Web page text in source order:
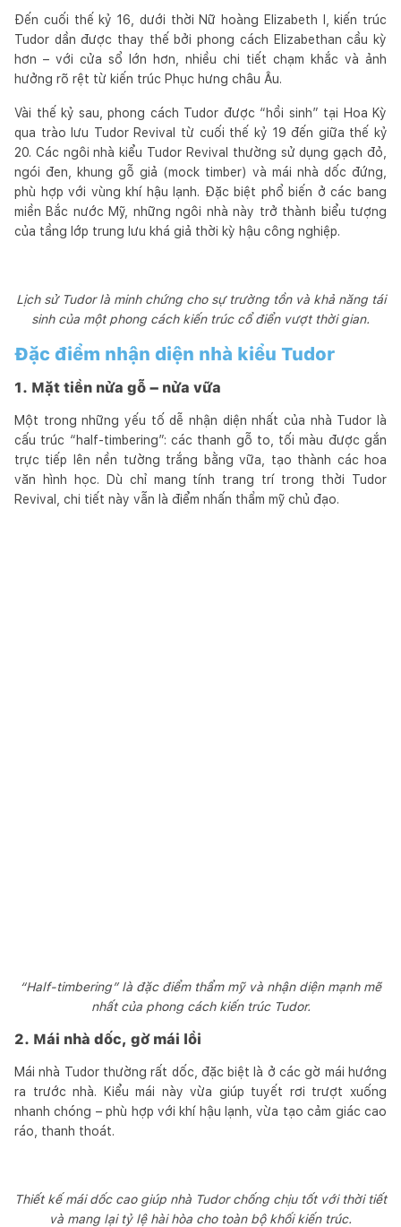
Đến cuối thế kỷ 16, dưới thời Nữ hoàng Elizabeth I, kiến trúc
Tudor dần được thay thế bởi phong cách Elizabethan cầu kỳ
hơn – với cửa sổ lớn hơn, nhiều chi tiết chạm khắc và ảnh
hưởng rõ rệt từ kiến trúc Phục hưng châu Âu.
Vài thế kỷ sau, phong cách Tudor được “hồi sinh” tại Hoa Kỳ
qua trào lưu Tudor Revival từ cuối thế kỷ 19 đến giữa thế kỷ
20. Các ngôi nhà kiểu Tudor Revival thường sử dụng gạch đỏ,
ngói đen, khung gỗ giả (mock timber) và mái nhà dốc đứng,
phù hợp với vùng khí hậu lạnh. Đặc biệt phổ biến ở các bang
miền Bắc nước Mỹ, những ngôi nhà này trở thành biểu tượng
của tầng lớp trung lưu khá giả thời kỳ hậu công nghiệp.
Lịch sử Tudor là minh chứng cho sự trường tồn và khả năng tái
sinh của một phong cách kiến trúc cổ điển vượt thời gian.
Đặc điểm nhận diện nhà kiểu Tudor
1. Mặt tiền nửa gỗ – nửa vữa
Một trong những yếu tố dễ nhận diện nhất của nhà Tudor là
cấu trúc “half-timbering”: các thanh gỗ to, tối màu được gắn
trực tiếp lên nền tường trắng bằng vữa, tạo thành các hoa
văn hình học. Dù chỉ mang tính trang trí trong thời Tudor
Revival, chi tiết này vẫn là điểm nhấn thẩm mỹ chủ đạo.
“Half-timbering” là đặc điểm thẩm mỹ và nhận diện mạnh mẽ
nhất của phong cách kiến trúc Tudor.
2. Mái nhà dốc, gờ mái lồi
Mái nhà Tudor thường rất dốc, đặc biệt là ở các gờ mái hướng
ra trước nhà. Kiểu mái này vừa giúp tuyết rơi trượt xuống
nhanh chóng – phù hợp với khí hậu lạnh, vừa tạo cảm giác cao
ráo, thanh thoát.
Thiết kế mái dốc cao giúp nhà Tudor chống chịu tốt với thời tiết
và mang lại tỷ lệ hài hòa cho toàn bộ khối kiến trúc.